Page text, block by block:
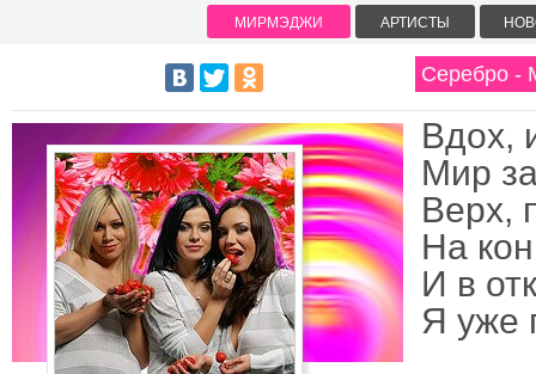
Серебро -
Вдох,
Мир
Верх,
На
И в
Я уже
МИРМЭДЖИ АРТИСТЫ